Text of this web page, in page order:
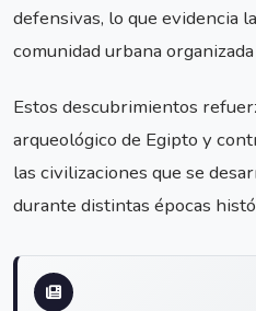
defensivas, lo que evidencia
comunidad urbana
Estos descubrimientos
arqueológico de Egipto y
las civilizaciones que se
durante distintas épocas